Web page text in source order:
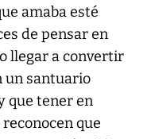
amaba esté
de pensar en
llegar a convertir
un santuario
que tener en
que